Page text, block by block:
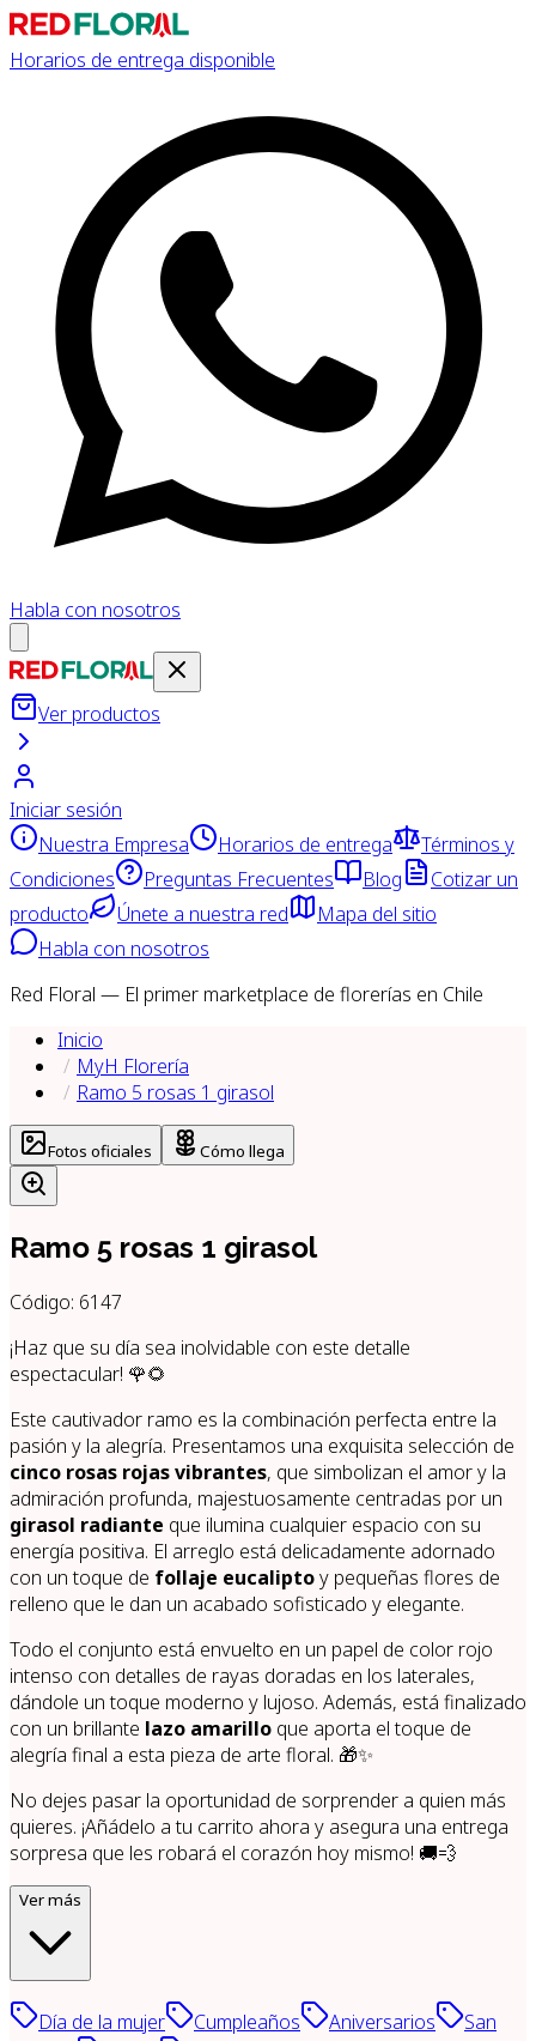
Horarios de entrega disponible
Habla con nosotros
Ver productos
Iniciar sesión
Nuestra Empresa
Horarios de entrega
Términos y
Condiciones
Preguntas Frecuentes Blog
Cotizar un
producto
Únete a nuestra red
Mapa del sitio
Habla con nosotros
Red Floral — El primer marketplace de florerías en Chile
Inicio
MyH Florería
Ramo 5 rosas 1 girasol
Fotos oficiales Cómo llega
Ramo 5 rosas 1 girasol
Código: 6147
¡Haz que su día sea inolvidable con este detalle
espectacular! 🌹🌻
Este cautivador ramo es la combinación perfecta entre la
pasión y la alegría. Presentamos una exquisita selección de
cinco rosas rojas vibrantes, que simbolizan el amor y la
admiración profunda, majestuosamente centradas por un
girasol radiante que ilumina cualquier espacio con su
energía positiva. El arreglo está delicadamente adornado
con un toque de follaje eucaliptoy pequeñas flores de
relleno que le dan un acabado sofisticado y elegante.
Todo el conjunto está envuelto en un papel de color rojo
intenso con detalles de rayas doradas en los laterales,
dándole un toque moderno y lujoso. Además, está finalizado
con un brillante lazo amarillo que aporta el toque de
alegría final a esta pieza de arte floral. 🎁✨
No dejes pasar la oportunidad de sorprender a quien más
quieres. ¡Añádelo a tu carrito ahora y asegura una entrega
sorpresa que les robará el corazón hoy mismo! 🚚💨
Ver más
Día de la mujer Cumpleaños Aniversarios
San